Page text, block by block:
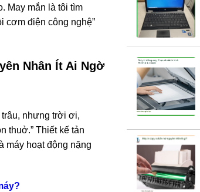
May mắn là tôi tìm
cơm điện công nghệ”
Nhân Ít Ai Ngờ
nhưng trời ơi,
thuở.” Thiết kế tản
máy hoạt động nặng